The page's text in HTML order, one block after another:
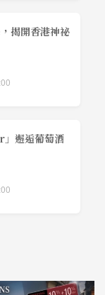
揭開香港神祕
邂逅葡萄酒